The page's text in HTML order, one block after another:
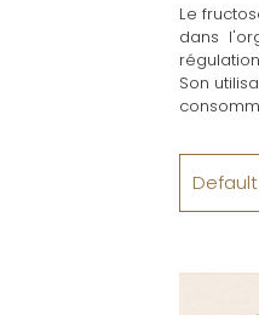
Le
dans
Son
Default